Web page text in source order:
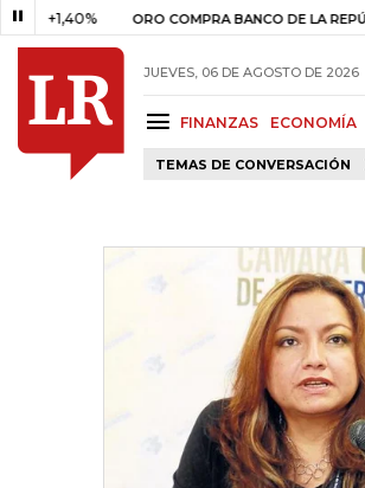
ORO COMPRA BANCO DE LA REPÚBLICA
JUEVES, 06 DE AGOSTO DE 2026
FINANZAS ECONOMÍA
TEMAS DE CONVERSACIÓN